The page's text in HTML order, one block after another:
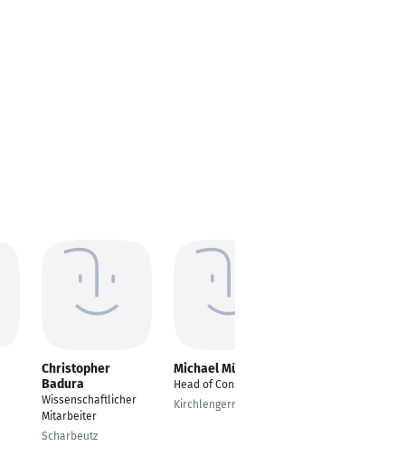
Christopher
Badura
Wissenschaftlicher
Mitarbeiter
Scharbeutz
Michael Müller
Head of Consulting
Kirchlengern